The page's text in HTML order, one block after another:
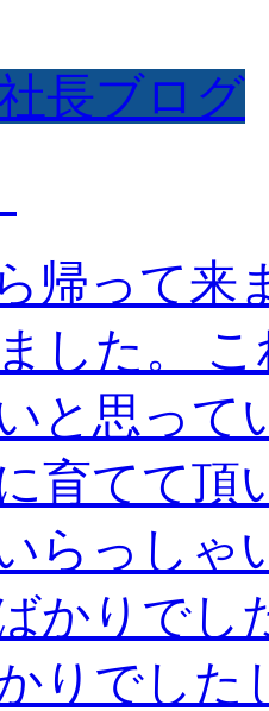
長ブログ
帰って来
した。
と思って
育てて頂
らっしゃ
かりでし
りでした